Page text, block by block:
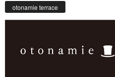
otonamie terrace